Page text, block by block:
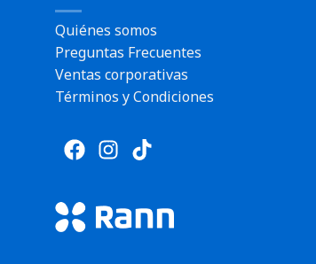
Quiénes somos
Preguntas Frecuentes
Ventas corporativas
Términos y Condiciones